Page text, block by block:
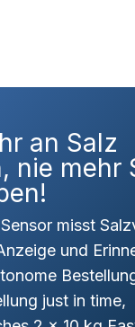
an Salz
nie mehr
misst
und
just in time,